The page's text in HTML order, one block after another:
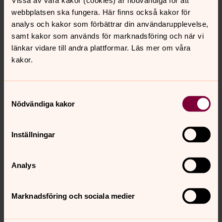
webbplatsen ska fungera. Här finns också kakor för
analys och kakor som förbättrar din användarupplevelse,
samt kakor som används för marknadsföring och när vi
länkar vidare till andra plattformar. Läs mer om våra
kakor.
Nödvändiga kakor
Inställningar
Analys
Marknadsföring och sociala medier
W. Wingårdhs grav, en sarkofag med en vacker skulptur i
form av en vilande kvinna i huvudändan.
Så, när våren kommer och konstsuget blir för stort är det
bara ett ge sig ut och börja leta. Kanske hittar du några
egna favoriter?